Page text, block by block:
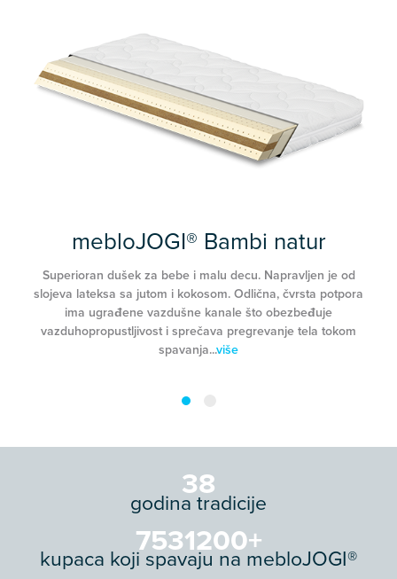
mebloJOGI® Bambi natur
Superioran dušek za bebe i malu decu. Napravljen je od
slojeva lateksa sa jutom i kokosom. Odlična, čvrsta potpora
ima ugrađene vazdušne kanale što obezbeđuje
vazduhopropustljivost i sprečava pregrevanje tela tokom
spavanja...više
47
godina tradicije
9244801+
kupaca koji spavaju na mebloJOGI®